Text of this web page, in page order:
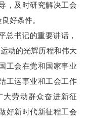
，及时研究解决工会
好条件。
书记的重要讲话，
动的光辉历程和伟大
工会在党和国家事业
工运事业和工会工作
大劳动群众奋进新征
好新时代新征程工会